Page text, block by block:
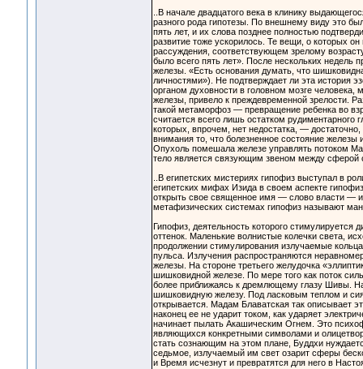
..В начале двадцатого века в клинику
разного рода гипотезы. По внешнему виду это
пять лет, и их слова позднее полностью
развитие тоже ускорилось. Те вещи, о которых
рассуждения, соответствующем зрелому
было всего пять лет». После нескольких недель
железы. «Есть основания думать, что
личностями»). Не подтверждает ли эта история
органом духовности в головном мозге
железы, привело к преждевременной зрелости.
такой метаморфоз — превращение ребенка во
считается всего лишь остатком
которых, впрочем, нет недостатка, —
внимания то, что болезненное состояние железы
Опухоль помешала железе управлять потоком
тело является связующим звеном между сферой
..В египетских мистериях гипофиз выступал в
египетских мифах Изида в своем аспекте
открыть свое священное имя — слово власти — и
метафизических системах гипофиз называют
Гипофиз, деятельность которого
оттенок. Маленькие волнистые колечки света,
продолжении стимулирования излучаемые
пульса. Излучения распространяются
железы. На стороне третьего желудочка
шишковидной железе. По мере того как поток
более приближаясь к дремлющему глазу Шивы.
шишковидную железу. Под ласковым теплом и
открывается. Мадам Блаватская так описывает
наконец ее не ударит током, как ударяет
начинает пылать Акашическим Огнем. Это
являющихся конкретными символами и
стать сознающим на этом плане, Буддхи
седьмое, излучаемый им свет озарит сферы
и Время исчезнут и превратятся для него в